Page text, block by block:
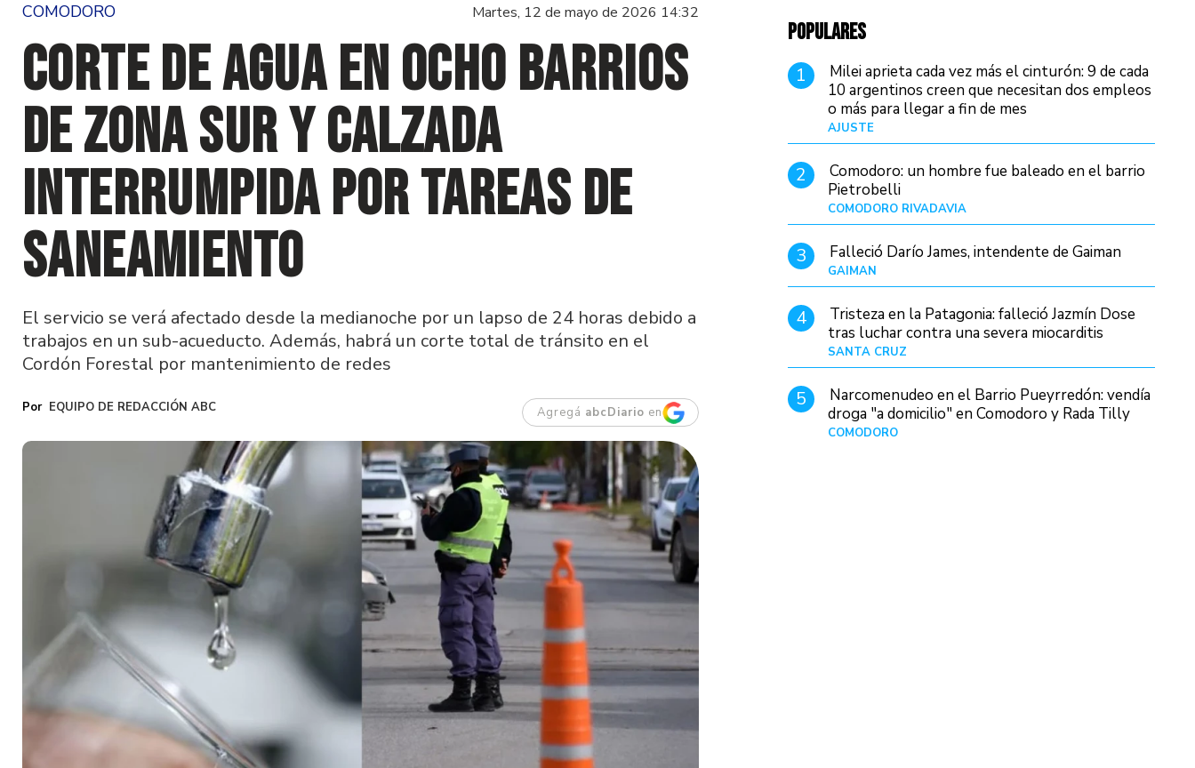
COMODORO Martes, 12 de mayo de 2026 14:32
Corte de agua en ocho barrios
de zona sur y calzada
interrumpida por tareas de
saneamiento
El servicio se verá afectado desde la medianoche por un lapso de 24 horas debido a
trabajos en un sub-acueducto. Además, habrá un corte total de tránsito en el
Cordón Forestal por mantenimiento de redes
EQUIPO DE REDACCIÓN ABC Agregá abcDiario en
POPULARES
1
Milei aprieta cada vez más el cinturón: 9 de cada
10 argentinos creen que necesitan dos empleos
o más para llegar a fin de mes
AJUSTE
2
Comodoro: un hombre fue baleado en el barrio
Pietrobelli
COMODORO RIVADAVIA
3 Falleció Darío James, intendente de Gaiman
GAIMAN
4
Tristeza en la Patagonia: falleció Jazmín Dose
tras luchar contra una severa miocarditis
SANTA CRUZ
5
Narcomenudeo en el Barrio Pueyrredón: vendía
droga "a domicilio" en Comodoro y Rada Tilly
COMODORO